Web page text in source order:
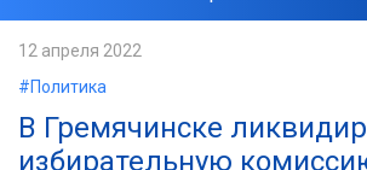
12 апреля 2022
#Политика
В Гремячинске
избирательную